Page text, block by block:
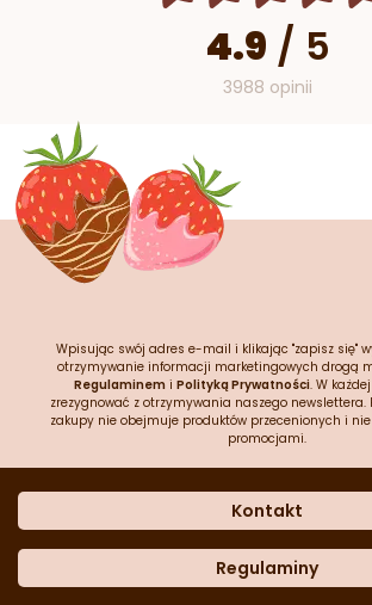
4.9 / 5
3988 opinii
Wpisując swój adres e-mail i klikając "zapisz się"
otrzymywanie informacji marketingowych drogą
Regulaminem i Polityką Prywatności. W
zrezygnować z otrzymywania naszego newslettera.
zakupy nie obejmuje produktów przecenionych i
promocjami.
Kontakt
Dane kontaktowe
Często zadawane pytania
Regulaminy